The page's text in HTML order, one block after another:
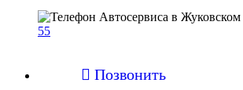
55
 Позвонить